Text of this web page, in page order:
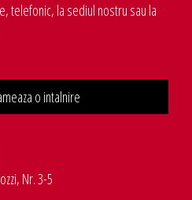
telefonic, la sediul nostru sau la
o intalnire
Nr. 3-5